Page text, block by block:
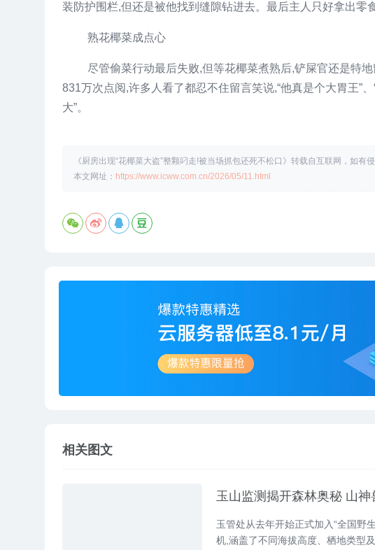
装防护围栏,但还是被他找到缝隙钻进去。最后主人只好拿出零
熟花椰菜成点心
尽管偷菜行动最后失败,但等花椰菜煮熟后,铲屎官还是特
831万次点阅,许多人看了都忍不住留言笑说,“他真是个大胃王”
大”。
《厨房出现“花椰菜大盗”整颗叼走!被当场抓包还死不松口》转载自互联网，如有
本文网址： https://www.icww.com.cn/2026/05/11.html
相关图文
玉山监测揭开森林奥秘 山神
玉管处从去年开始正式加入“全国野
机,涵盖了不同海拔高度、栖地类型